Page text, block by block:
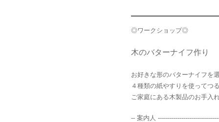
◎ワークショップ◎
木のバターナイフ作り
お好きな形のバターナイフを
４種類の紙やすりを使ってつ
ご家庭にある木製品のお手入
-- 案内人